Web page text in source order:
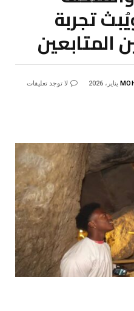
تجربة
المتابعين
لا توجد تعليقات